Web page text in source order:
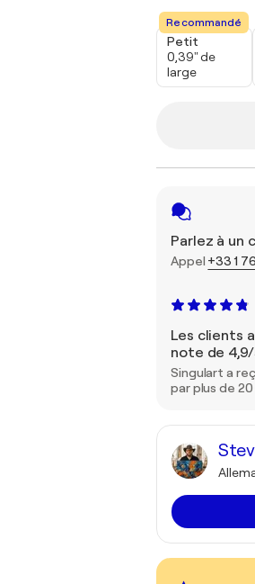
Recommandé
Petit
0,39" de
large
Parlez à un
Appel +33 1
Les clients
note de
Singulart a
par plus de